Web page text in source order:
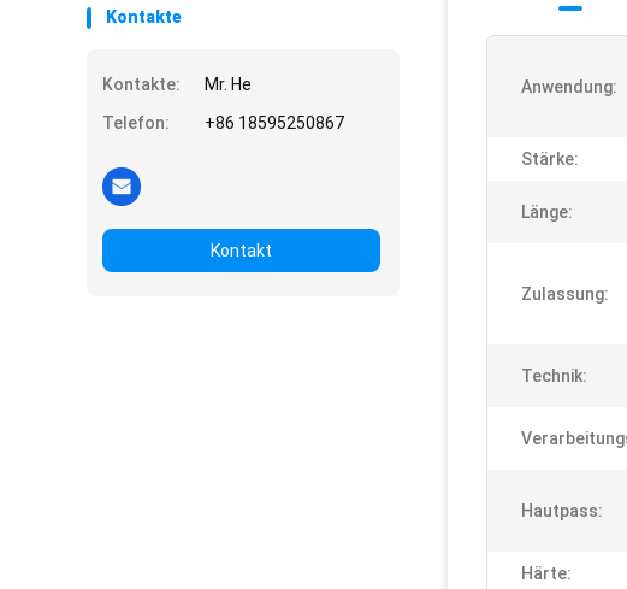
Kontakte
Kontakte:
Mr. He
Telefon:
+86 18595250867
Kontakt
Anwendung:
Stärke:
Länge:
Zulassung:
Technik:
Hautpass:
Härte: